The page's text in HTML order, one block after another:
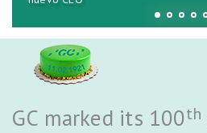
GC marked its 100th